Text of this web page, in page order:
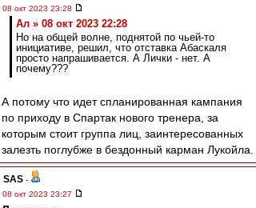
08 окт 2023 23:28
Ал » 08 окт 2023 22:28
Но на общей волне, поднятой по чьей-то
инициативе, решил, что отставка Абаскаля
просто напрашивается. А Лички - нет. А
почему???
А потому что идет спланированная кампания
по приходу в Спартак нового тренера, за
которым стоит группа лиц, заинтересованных
залезть поглубже в бездонный карман Лукойла.
SAS -
08 окт 2023 23:27